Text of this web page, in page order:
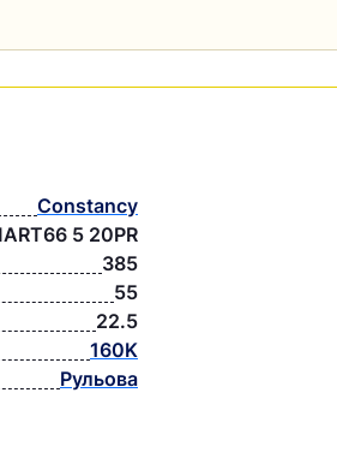
Constancy
5 20PR
385
55
22.5
160K
Рульова